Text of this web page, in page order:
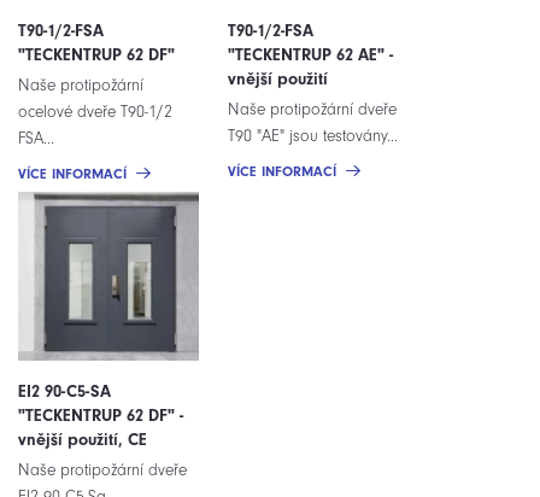
T90-1/2-FSA
"TECKENTRUP 62 DF"
Naše protipožární
ocelové dveře T90-1/2
FSA...
VÍCE INFORMACÍ
T90-1/2-FSA
"TECKENTRUP 62 AE" -
vnější použití
Naše protipožární dveře
T90 "AE" jsou testovány...
VÍCE INFORMACÍ
EI2 90-C5-SA
"TECKENTRUP 62 DF" -
vnější použití, CE
Naše protipožární dveře